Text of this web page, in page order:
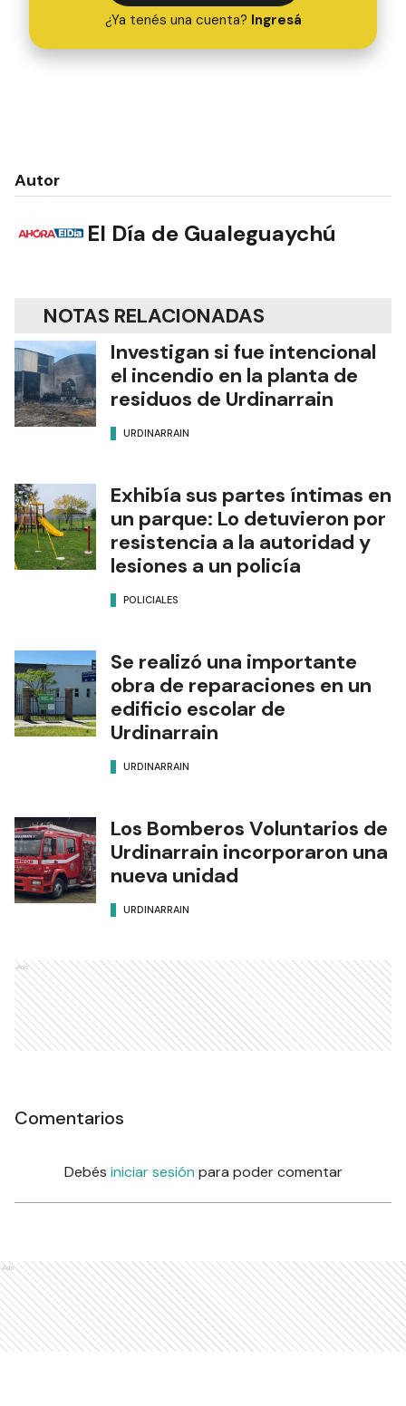
¿Ya tenés una cuenta? Ingresá
Autor
El Día de Gualeguaychú
NOTAS RELACIONADAS
Investigan si fue intencional
el incendio en la planta de
residuos de Urdinarrain
URDINARRAIN
Exhibía sus partes íntimas en
un parque: Lo detuvieron por
resistencia a la autoridad y
lesiones a un policía
POLICIALES
Se realizó una importante
obra de reparaciones en un
edificio escolar de
Urdinarrain
URDINARRAIN
Los Bomberos Voluntarios de
Urdinarrain incorporaron una
nueva unidad
URDINARRAIN
Ads
Comentarios
Debés iniciar sesión para poder comentar
Ads